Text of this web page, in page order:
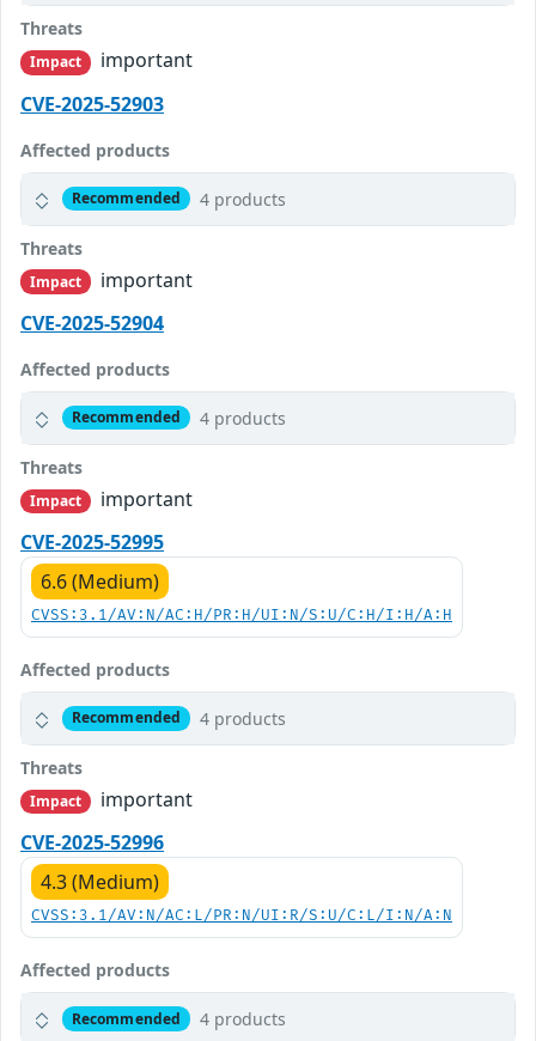
Threats
Impact
important
CVE-2025-52903
Affected products
Recommended 4 products
Threats
Impact
important
CVE-2025-52904
Affected products
Recommended 4 products
Threats
Impact
important
CVE-2025-52995
6.6 (Medium)
CVSS:3.1/AV:N/AC:H/PR:H/UI:N/S:U/C:H/I:H/A:H
Affected products
Recommended 4 products
Threats
Impact
important
CVE-2025-52996
4.3 (Medium)
CVSS:3.1/AV:N/AC:L/PR:N/UI:R/S:U/C:L/I:N/A:N
Affected products
Recommended 4 products